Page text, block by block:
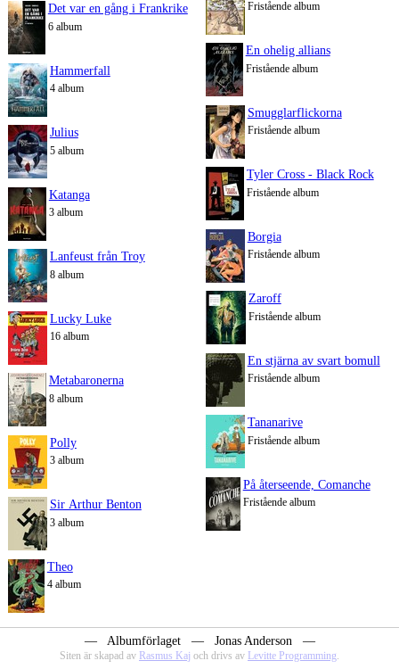
Det var en gång i Frankrike
6 album
Hammerfall
4 album
Julius
5 album
Katanga
3 album
Lanfeust från Troy
8 album
Lucky Luke
16 album
Metabaronerna
8 album
Polly
3 album
Sir Arthur Benton
3 album
Theo
4 album
Fristående album
En ohelig allians
Fristående album
Smugglarflickorna
Fristående album
Tyler Cross - Black Rock
Fristående album
Borgia
Fristående album
Zaroff
Fristående album
En stjärna av svart bomull
Fristående album
Tananarive
Fristående album
På återseende, Comanche
Fristående album
― Albumförlaget ― Jonas Anderson ―
Siten är skapad av Rasmus Kaj och drivs av Levitte Programming.